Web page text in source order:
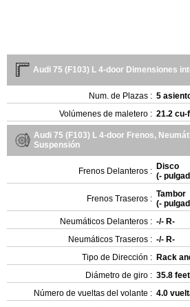
Audi 75 (F103) L 4-door Dimensiones
Num. de Plazas : 5
Volúmenes de maletero : 21.2 cu-
Audi 75 (F103) L 4-door Frenos,
Suspensión
Frenos Delanteros : Disco
(-
Frenos Traseros : Tambor
(-
Neumáticos Delanteros : -/- R-
Neumáticos Traseros : -/- R-
Tipo de Dirección : Rack
Diámetro de giro : 35.8 feet
Número de vueltas del volante : 4.0